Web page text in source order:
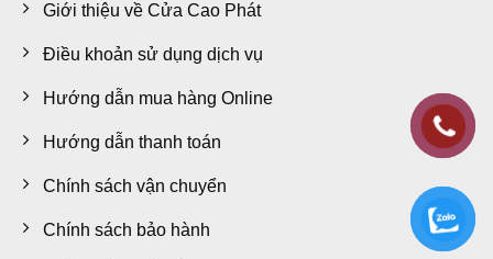
Giới thiệu về Cửa Cao Phát
Điều khoản sử dụng dịch vụ
Hướng dẫn mua hàng Online
Hướng dẫn thanh toán
Chính sách vận chuyển
Chính sách bảo hành